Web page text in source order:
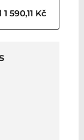
1 590,11 Kč